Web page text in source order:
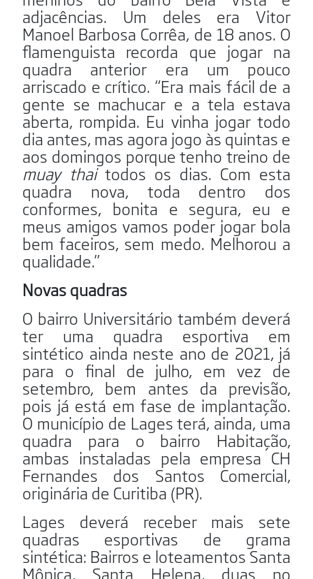
adjacências. Um deles era Vitor
Manoel Barbosa Corrêa, de 18 anos. O
flamenguista recorda que jogar na
quadra anterior era um pouco
arriscado e crítico. “Era mais fácil de a
gente se machucar e a tela estava
aberta, rompida. Eu vinha jogar todo
dia antes, mas agora jogo às quintas e
aos domingos porque tenho treino de
muay thaitodos os dias. Com esta
quadra nova, toda dentro dos
conformes, bonita e segura, eu e
meus amigos vamos poder jogar bola
bem faceiros, sem medo. Melhorou a
qualidade.”
Novas quadras
O bairro Universitário também deverá
ter uma quadra esportiva em
sintético ainda neste ano de 2021, já
para o final de julho, em vez de
setembro, bem antes da previsão,
pois já está em fase de implantação.
O município de Lages terá, ainda, uma
quadra para o bairro Habitação,
ambas instaladas pela empresa CH
Fernandes dos Santos Comercial,
originária de Curitiba (PR).
Lages deverá receber mais sete
quadras esportivas de grama
sintética: Bairros e loteamentos Santa
Mônica, Santa Helena, duas no